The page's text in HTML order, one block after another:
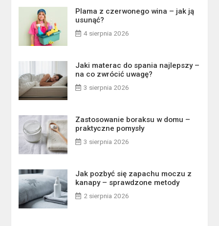
Plama z czerwonego wina – jak ją
usunąć?
4 sierpnia 2026
Jaki materac do spania najlepszy –
na co zwrócić uwagę?
3 sierpnia 2026
Zastosowanie boraksu w domu –
praktyczne pomysły
3 sierpnia 2026
Jak pozbyć się zapachu moczu z
kanapy – sprawdzone metody
2 sierpnia 2026